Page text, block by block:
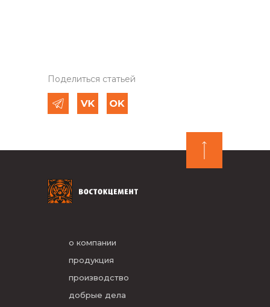
Поделиться статьей
о компании
продукция
производство
добрые дела